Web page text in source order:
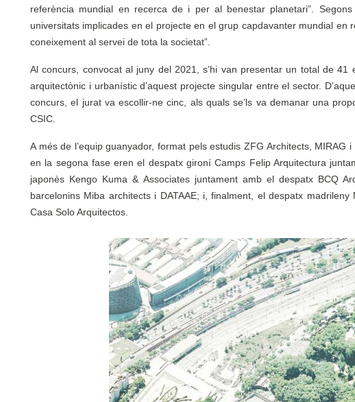
referència mundial en recerca de i per al benestar planetari”.
universitats implicades en el projecte en el grup capdavanter mundial
coneixement al servei de tota la societat”.
Al concurs, convocat al juny del 2021, s’hi van presentar un total de
arquitectònic i urbanístic d’aquest projecte singular entre el sector.
concurs, el jurat va escollir-ne cinc, als quals se’ls va demanar una
CSIC.
A més de l’equip guanyador, format pels estudis ZFG Architects,
en la segona fase eren el despatx gironí Camps Felip Arquitectura
japonès Kengo Kuma & Associates juntament amb el despatx BCQ
barcelonins Miba architects i DATAAE; i, finalment, el despatx
Casa Solo Arquitectos.